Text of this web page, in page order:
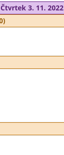
Čtvrtek 3. 11. 2022